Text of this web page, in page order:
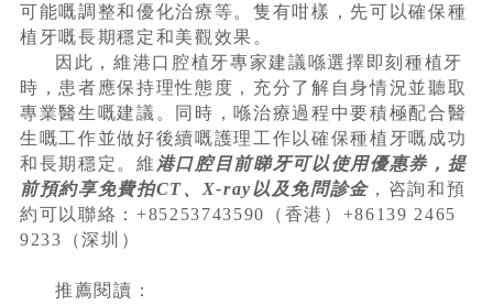
可能嘅調整和優化治療等。隻有咁樣，先可以確保種
植牙嘅長期穩定和美觀效果。
因此，維港口腔植牙專家建議喺選擇即刻種植牙
時，患者應保持理性態度，充分了解自身情況並聽取
專業醫生嘅建議。同時，喺治療過程中要積極配合醫
生嘅工作並做好後續嘅護理工作以確保種植牙嘅成功
和長期穩定。維 港口腔目前睇牙可以使用優惠券，提
前預約享免費拍CT、X-ray以及免問診金 ，咨詢和預
約可以聯絡：+85253743590（香港）+86139 2465
9233（深圳）
推薦閱讀：